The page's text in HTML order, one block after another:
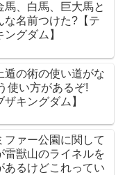
馬、白馬、巨大馬と
な名前つけた?【テ
グダム】
遁の術の使い道がな
使い方があるぞ!
ザキングダム】
ファー公園に関して
雷獣山のライネルを
あるけどこれってい